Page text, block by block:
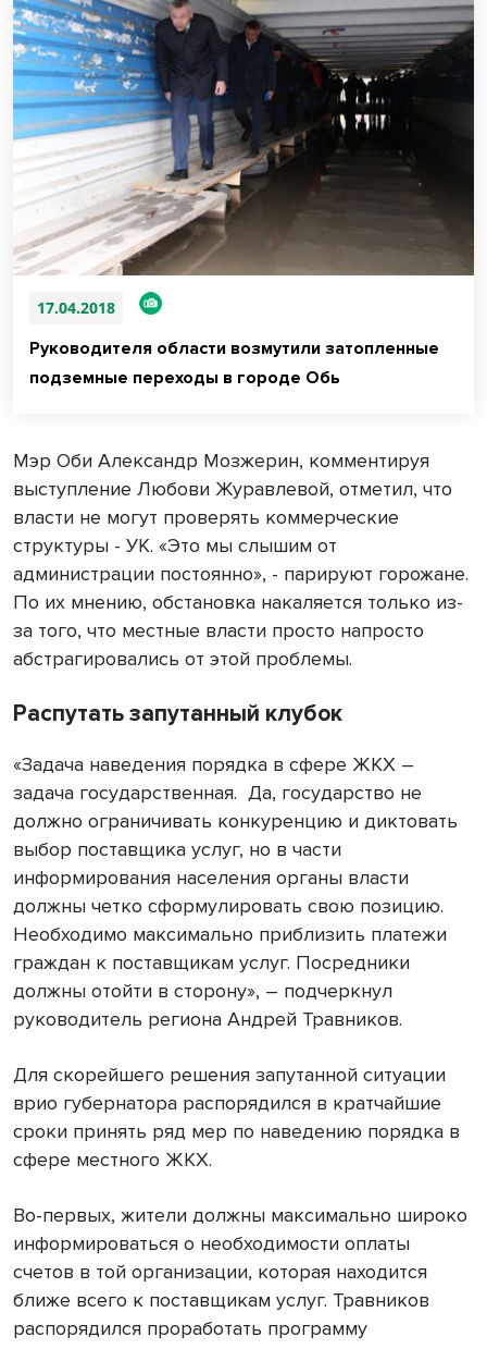
17.04.2018
Руководителя области возмутили затопленные
подземные переходы в городе Обь
Мэр Оби Александр Мозжерин, комментируя
выступление Любови Журавлевой, отметил, что
власти не могут проверять коммерческие
структуры - УК. «Это мы слышим от
администрации постоянно», - парируют горожане.
По их мнению, обстановка накаляется только из-
за того, что местные власти просто напросто
абстрагировались от этой проблемы.
Распутать запутанный клубок
«Задача наведения порядка в сфере ЖКХ –
задача государственная. Да, государство не
должно ограничивать конкуренцию и диктовать
выбор поставщика услуг, но в части
информирования населения органы власти
должны четко сформулировать свою позицию.
Необходимо максимально приблизить платежи
граждан к поставщикам услуг. Посредники
должны отойти в сторону», – подчеркнул
руководитель региона Андрей Травников.
Для скорейшего решения запутанной ситуации
врио губернатора распорядился в кратчайшие
сроки принять ряд мер по наведению порядка в
сфере местного ЖКХ.
Во-первых, жители должны максимально широко
информироваться о необходимости оплаты
счетов в той организации, которая находится
ближе всего к поставщикам услуг. Травников
распорядился проработать программу